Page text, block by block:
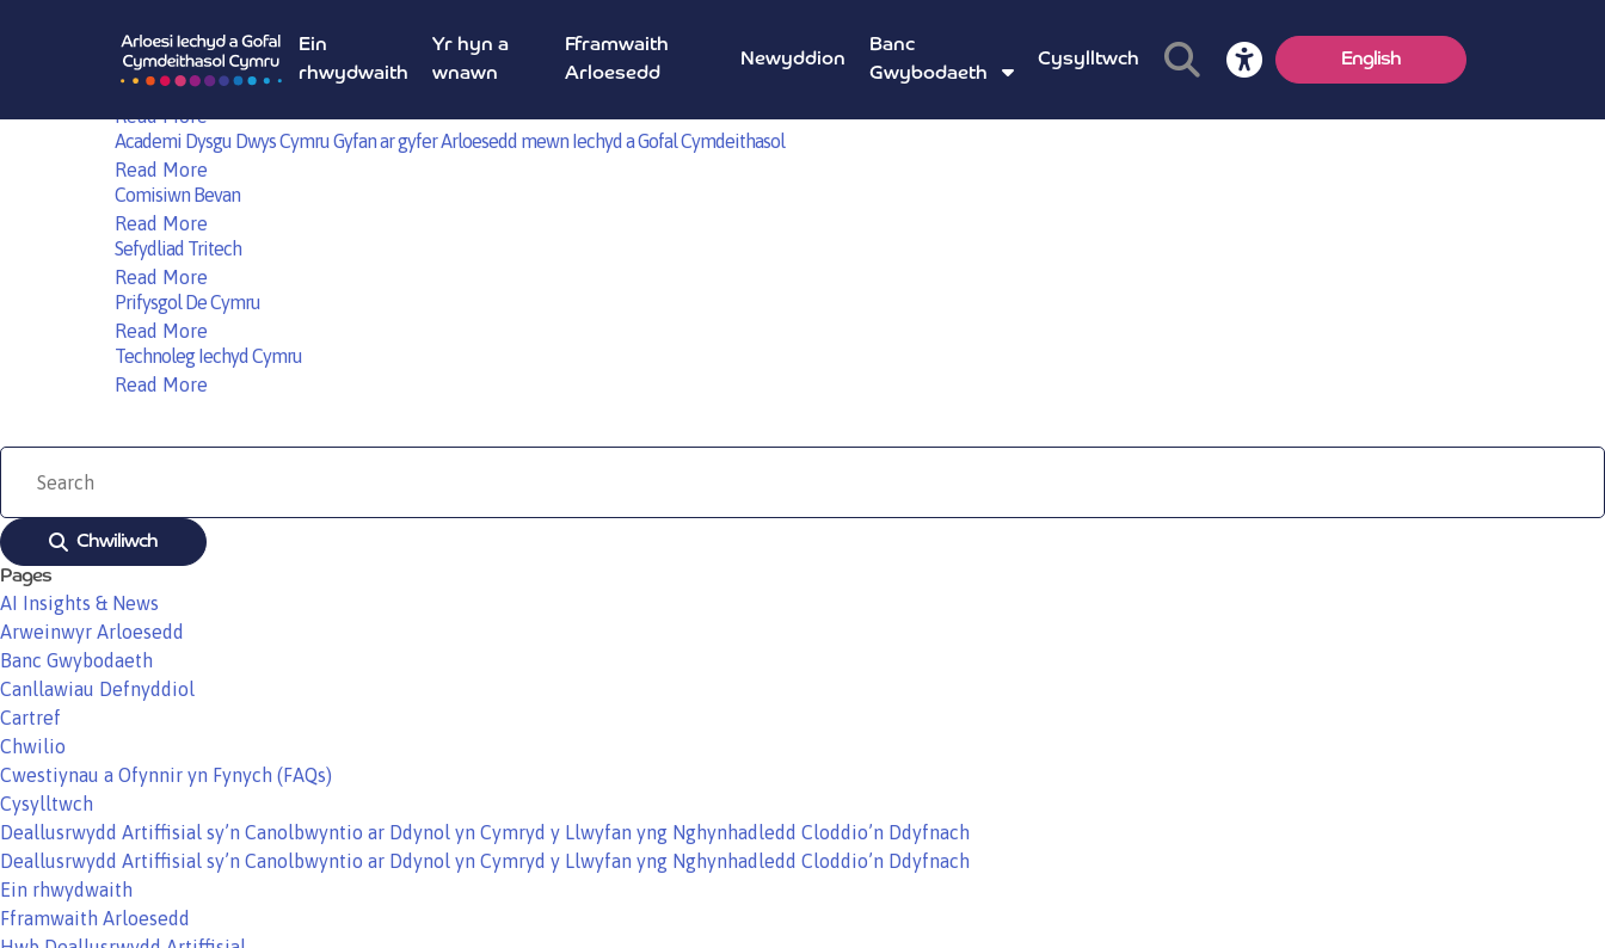
Ein
rhwydwaith
Yr hyn a
wnawn
Fframwaith
Arloesedd
Newyddion
Banc
Gwybodaeth
Cysylltwch English
Academi Iechyd a Gofal Seiliedig ar Werth
Read More
Sefydliad Calon y Ddraig
Read More
Academi Dysgu Dwys Cymru Gyfan ar gyfer Arloesedd mewn Iechyd a Gofal Cymdeithasol
Read More
Comisiwn Bevan
Read More
Sefydliad Tritech
Read More
Prifysgol De Cymru
Read More
Technoleg Iechyd Cymru
Read More
Chwiliwch
Pages
AI Insights & News
Arweinwyr Arloesedd
Banc Gwybodaeth
Canllawiau Defnyddiol
Cartref
Chwilio
Cwestiynau a Ofynnir yn Fynych (FAQs)
Cysylltwch
Deallusrwydd Artiffisial sy’n Canolbwyntio ar Ddynol yn Cymryd y Llwyfan yng Nghynhadledd Cloddio’n Ddyfnach
Deallusrwydd Artiffisial sy’n Canolbwyntio ar Ddynol yn Cymryd y Llwyfan yng Nghynhadledd Cloddio’n Ddyfnach
Ein rhwydwaith
Fframwaith Arloesedd